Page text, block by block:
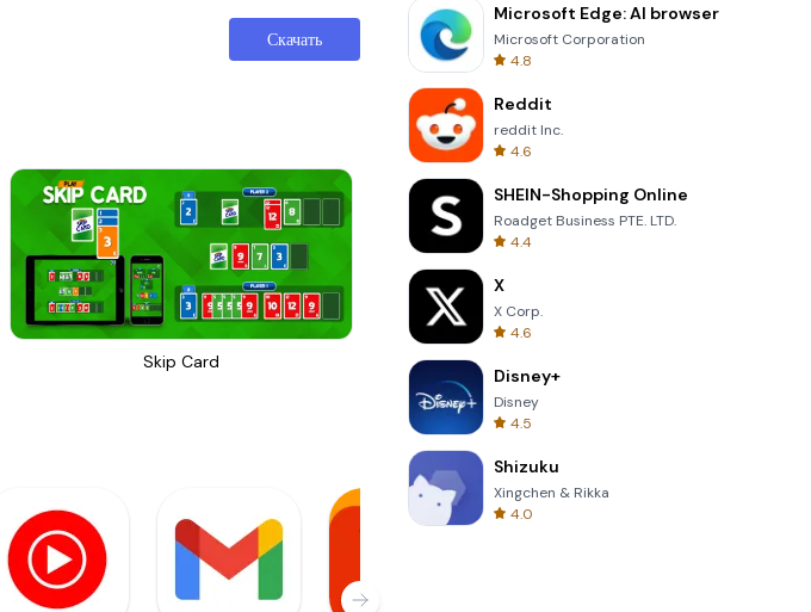
Скачать
Skip Card
Microsoft Edge: AI browser
Microsoft Corporation
4.8
Reddit
reddit Inc.
4.6
SHEIN-Shopping Online
Roadget Business PTE. LTD.
4.4
X
X Corp.
4.6
Disney+
Disney
4.5
Shizuku
Xingchen & Rikka
4.0